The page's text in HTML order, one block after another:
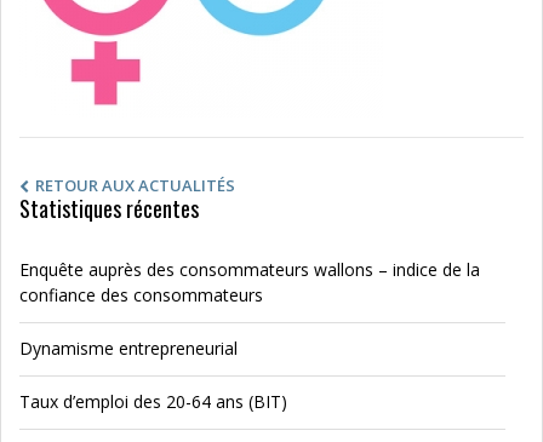
RETOUR AUX ACTUALITÉS
Statistiques récentes
Enquête auprès des consommateurs wallons – indice de la
confiance des consommateurs
Dynamisme entrepreneurial
Taux d’emploi des 20-64 ans (BIT)